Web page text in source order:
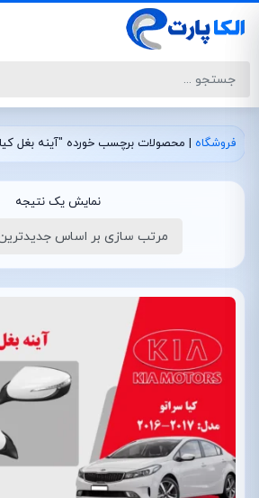
فروشگاه | محصولات برچسب خورده "آینه بغل کیا
نمایش یک نتیجه